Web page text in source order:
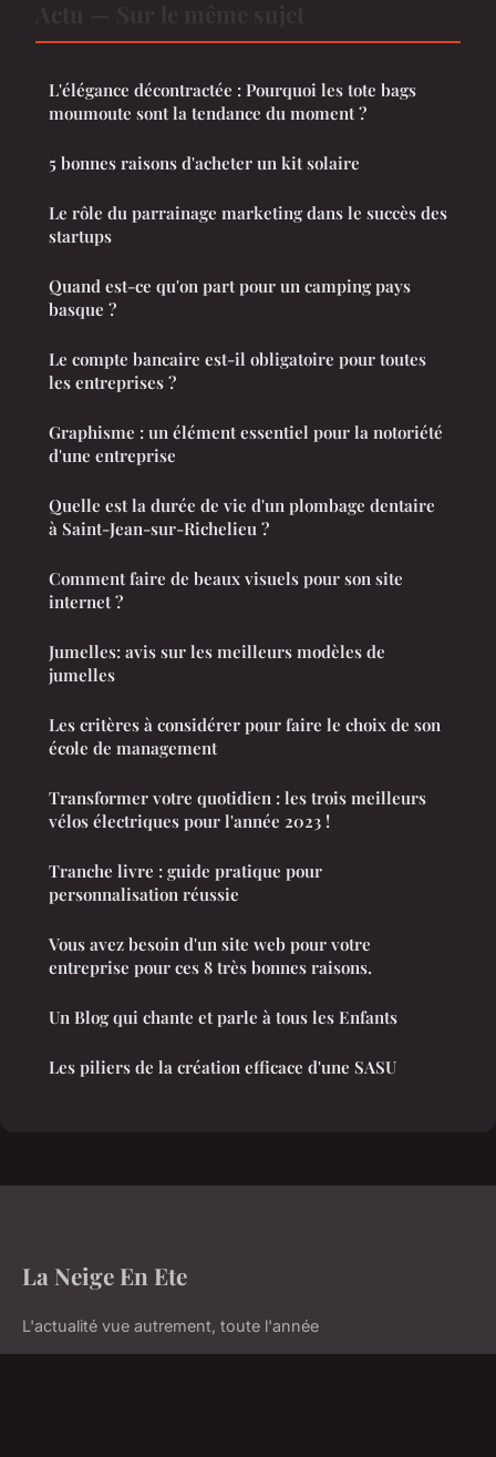
L'élégance décontractée : Pourquoi les tote bags
moumoute sont la tendance du moment ?
5 bonnes raisons d'acheter un kit solaire
Le rôle du parrainage marketing dans le succès des
startups
Quand est-ce qu'on part pour un camping pays
basque ?
Le compte bancaire est-il obligatoire pour toutes
les entreprises ?
Graphisme : un élément essentiel pour la notoriété
d'une entreprise
Quelle est la durée de vie d'un plombage dentaire
à Saint-Jean-sur-Richelieu ?
Comment faire de beaux visuels pour son site
internet ?
Jumelles: avis sur les meilleurs modèles de
jumelles
Les critères à considérer pour faire le choix de son
école de management
Transformer votre quotidien : les trois meilleurs
vélos électriques pour l'année 2023 !
Tranche livre : guide pratique pour
personnalisation réussie
Vous avez besoin d'un site web pour votre
entreprise pour ces 8 très bonnes raisons.
Un Blog qui chante et parle à tous les Enfants
Les piliers de la création efficace d'une SASU
La Neige En Ete
L'actualité vue autrement, toute l'année